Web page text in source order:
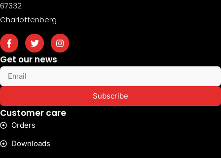
67332
Charlottenberg
Get our news
Subscribe
Customer care
Orders
Downloads